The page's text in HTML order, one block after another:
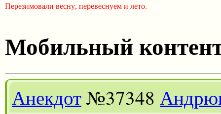
Перезимовали весну, перевеснуем и лето.
Мобильный
Анекдот№37348